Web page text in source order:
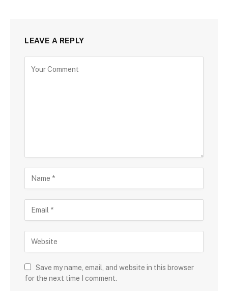
LEAVE A REPLY
Save my name, email, and website in this browser
for the next time I comment.